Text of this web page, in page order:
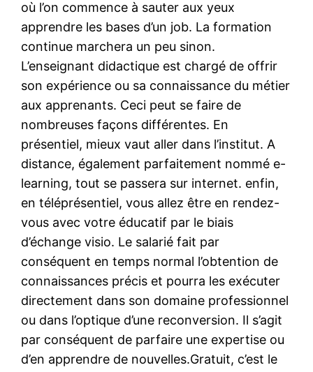
où l’on commence à sauter aux yeux
apprendre les bases d’un job. La formation
continue marchera un peu sinon.
L’enseignant didactique est chargé de offrir
son expérience ou sa connaissance du métier
aux apprenants. Ceci peut se faire de
nombreuses façons différentes. En
présentiel, mieux vaut aller dans l’institut. A
distance, également parfaitement nommé e-
learning, tout se passera sur internet. enfin,
en téléprésentiel, vous allez être en rendez-
vous avec votre éducatif par le biais
d’échange visio. Le salarié fait par
conséquent en temps normal l’obtention de
connaissances précis et pourra les exécuter
directement dans son domaine professionnel
ou dans l’optique d’une reconversion. Il s’agit
par conséquent de parfaire une expertise ou
d’en apprendre de nouvelles.Gratuit, c’est le